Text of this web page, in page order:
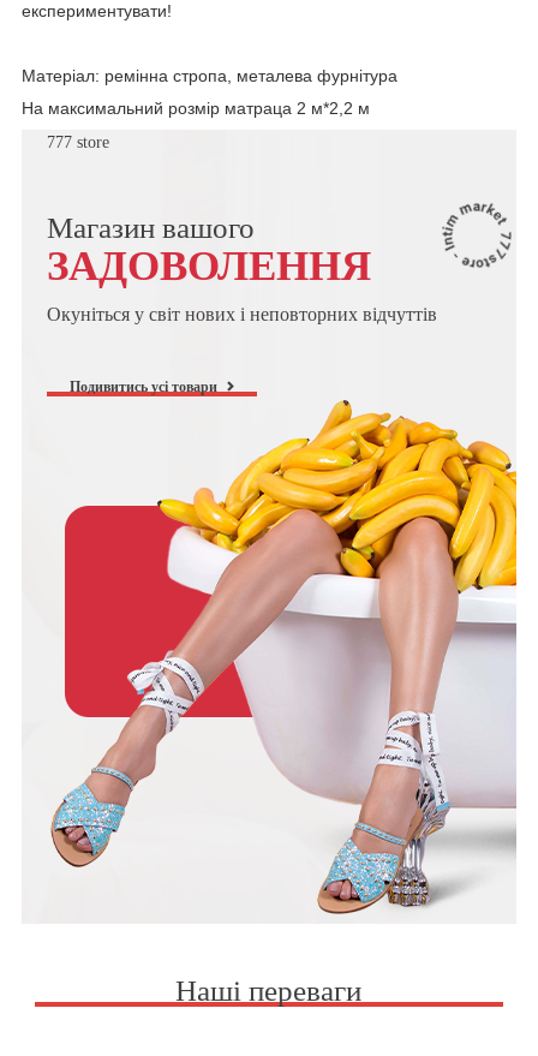
експериментувати!
Матеріал: ремінна стропа, металева фурнітура
На максимальний розмір матраца 2 м*2,2 м
777 store
Магазин вашого
ЗАДОВОЛЕННЯ
Окуніться у світ нових і неповторних відчуттів
Подивитись усі товари
Наші переваги